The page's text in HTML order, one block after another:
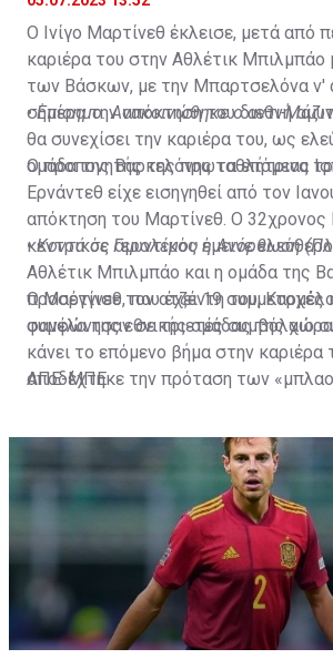
Ο Ινίγο Μαρτίνεθ έκλεισε, μετά από
καριέρα του στην Αθλέτικ Μπιλμπάο
των Βάσκων, με την Μπαρτσελόνα ν'
σήμερα την απόκτηση του διεθνή
θα συνεχίσει την καριέρα του, ως
ομάδα της Βαρκελόνης τα επόμενα
•Επίσημο: Ανακοινώθηκε ο αντι-
Ο προπονητής της πρωταθλήτριας
Ερνάντεθ είχε εισηγηθεί από τον
απόκτηση του Μαρτίνεθ. Ο 32χρονος
κεντρικός αμυντικός έμεινε
Αθλέτικ Μπιλμπάο και η ομάδα της
προσέγγισε τον ατζέντη του,
συμφώνησαν σε τριετές συμβόλαιο
•Κοντά σε Γερολέμου η Ανόρθωση
Ο Μαρτίνεθ, που έχει 19 συμμετοχές
φανέλα της εθνικής ομάδας της
κάνει το επόμενο βήμα στην καριέρα
αποδέχτηκε την πρόταση των
αγωνίστηκε σε 177 ματς
ενώ το 2021 πανηγύρισε και την
Del Rey.
ΑΠΕ-ΜΠΕ